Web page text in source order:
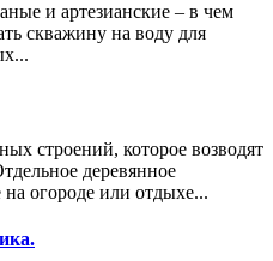
и артезианские – в чем
скважину на воду для
строений, которое возводят
деревянное
огороде или отдыхе...